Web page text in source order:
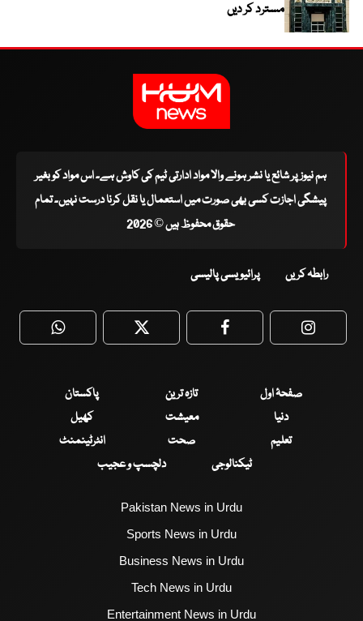
مسترد کر دیں
ہم نیوز پر شائع یا نشر ہونے والا مواد ادارتی ٹیم کی کاوش ہے۔ اس مواد کو بغیر
پیشگی اجازت کسی بھی صورت میں استعمال یا نقل کرنا درست نہیں۔ تمام
حقوق محفوظ ہیں © 2026
رابطہ کریں پرائیویسی پالیسی
WhatsApp Twitter Facebook
صفحۂ اول تازہ ترین
پاکستان
دنیا
معیشت
کھیل
تعلیم
صحت
انٹرٹینمنٹ
ٹیکنالوجی
دلچسپ و عجیب
Pakistan News in Urdu
Sports News in Urdu
Business News in Urdu
Tech News in Urdu
Entertainment News in Urdu